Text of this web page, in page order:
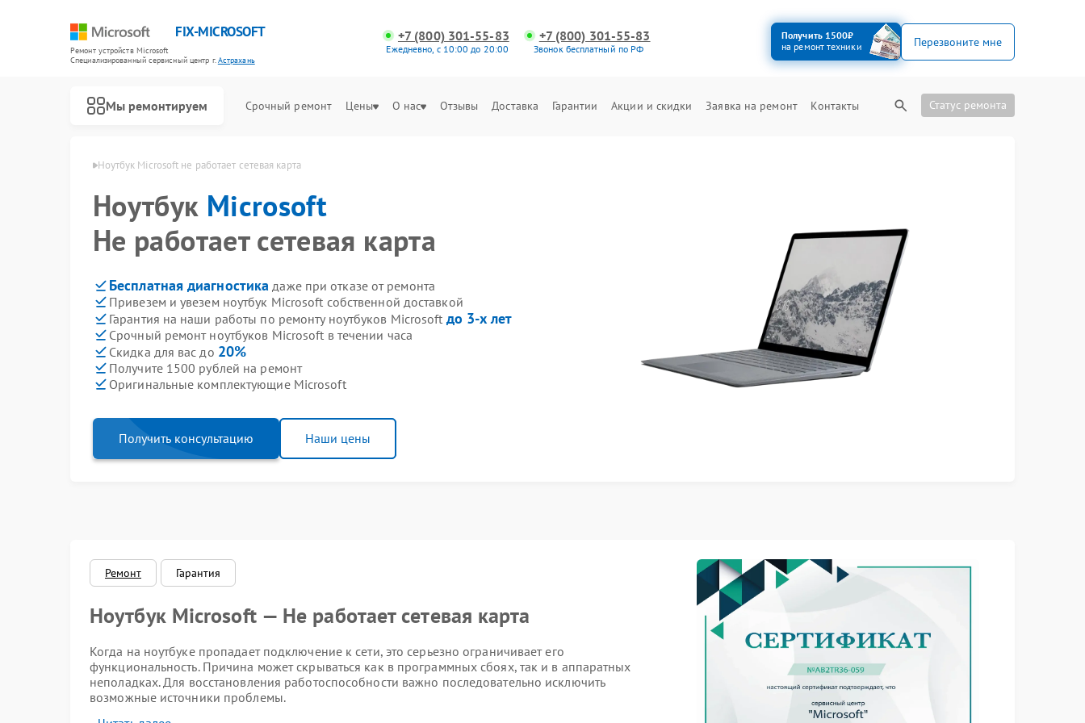
FIX-MICROSOFT
Ремонт устройств Microsoft
Специализированный cервисный центр г.Астрахань
+7 (800) 301-55-83
Ежедневно, с 10:00 до 20:00
+7 (800) 301-55-83
Звонок бесплатный по РФ
Получить 1500₽
на ремонт техники
Перезвоните мне
Мы ремонтируем Срочный ремонт Цены О нас Отзывы Доставка Гарантии Акции и скидки Заявка на ремонт Контакты Статус ремонта
Ноутбук Microsoft не работает сетевая карта
Ноутбук Microsoft
Не работает сетевая карта
Бесплатная диагностика даже при отказе от ремонта
Привезем и увезем ноутбук Microsoft собственной доставкой
Гарантия на наши работы по ремонту ноутбуков Microsoft до 3-х лет
Срочный ремонт ноутбуков Microsoft в течении часа
Скидка для вас до 20%
Получите 1500 рублей на ремонт
Оригинальные комплектующие Microsoft
Получить консультацию Наши цены
Ремонт Гарантия
Ноутбук Microsoft — Не работает сетевая карта
Когда на ноутбуке пропадает подключение к сети, это серьезно ограничивает его
функциональность. Причина может скрываться как в программных сбоях, так и в аппаратных
неполадках. Для восстановления работоспособности важно последовательно исключить
возможные источники проблемы.